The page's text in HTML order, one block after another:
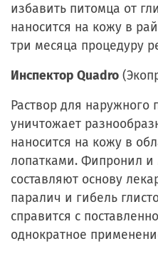
избавить питомца от
наносится на кожу в
три месяца процедуру
Инспектор Quadro
Раствор для
уничтожает
наносится на кожу в
лопатками. Фипронил и
составляют основу
паралич и гибель
справится с
однократное